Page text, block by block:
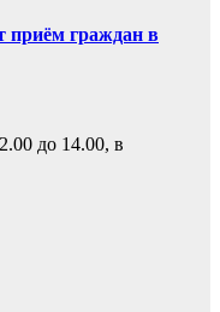
приём граждан в
до 14.00, в